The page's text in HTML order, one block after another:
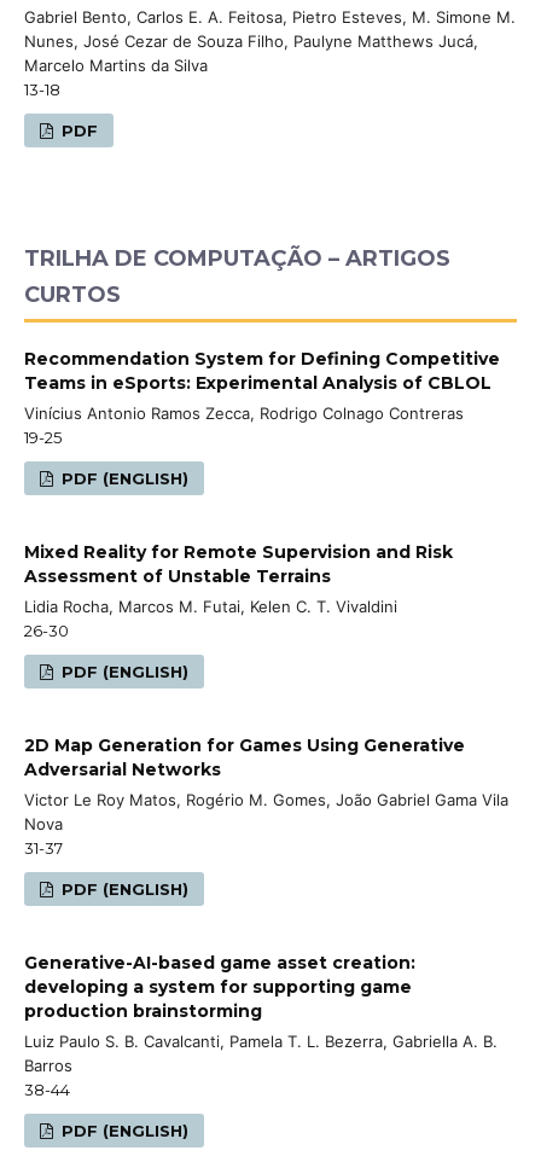
Gabriel Bento, Carlos E. A. Feitosa, Pietro Esteves, M. Simone M.
Nunes, José Cezar de Souza Filho, Paulyne Matthews Jucá,
Marcelo Martins da Silva
13-18
PDF
TRILHA DE COMPUTAÇÃO – ARTIGOS
CURTOS
Recommendation System for Defining Competitive
Teams in eSports: Experimental Analysis of CBLOL
Vinícius Antonio Ramos Zecca, Rodrigo Colnago Contreras
19-25
PDF (ENGLISH)
Mixed Reality for Remote Supervision and Risk
Assessment of Unstable Terrains
Lidia Rocha, Marcos M. Futai, Kelen C. T. Vivaldini
26-30
PDF (ENGLISH)
2D Map Generation for Games Using Generative
Adversarial Networks
Victor Le Roy Matos, Rogério M. Gomes, João Gabriel Gama Vila
Nova
31-37
PDF (ENGLISH)
Generative-AI-based game asset creation:
developing a system for supporting game
production brainstorming
Luiz Paulo S. B. Cavalcanti, Pamela T. L. Bezerra, Gabriella A. B.
Barros
38-44
PDF (ENGLISH)